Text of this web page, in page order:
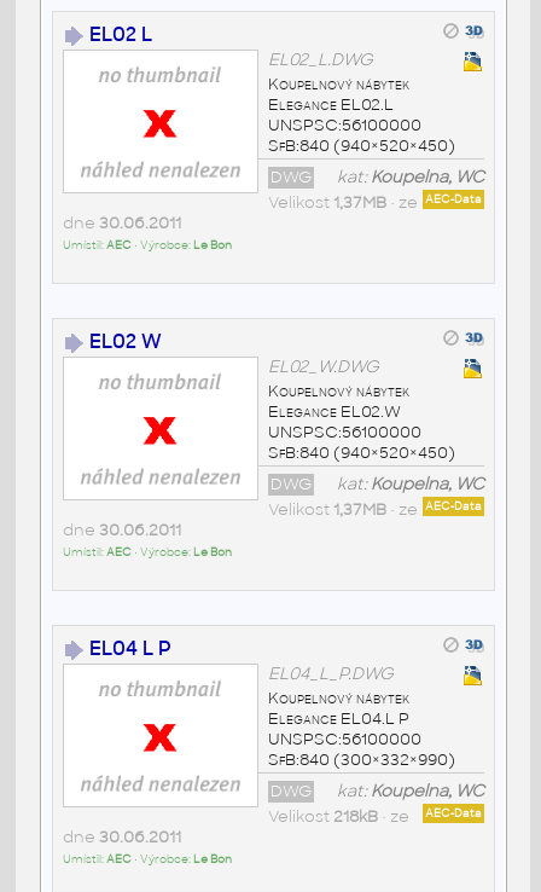
EL02 L
EL02_L.DWG
Koupelnový nábytek
Elegance EL02.L
UNSPSC:56100000
SfB:840 (940×520×450)
kat:Koupelna, WC
DWG
AEC-Data
Velikost 1,37MB• ze
dne 30.06.2011
Umístil:AEC• Výrobce: Le Bon
EL02 W
EL02_W.DWG
Koupelnový nábytek
Elegance EL02.W
UNSPSC:56100000
SfB:840 (940×520×450)
kat:Koupelna, WC
DWG
AEC-Data
Velikost 1,37MB• ze
dne 30.06.2011
Umístil:AEC• Výrobce: Le Bon
EL04 L P
EL04_L_P.DWG
Koupelnový nábytek
Elegance EL04.L P
UNSPSC:56100000
SfB:840 (300×332×990)
kat:Koupelna, WC
DWG
AEC-Data
Velikost 218kB• ze
dne 30.06.2011
Umístil:AEC• Výrobce: Le Bon